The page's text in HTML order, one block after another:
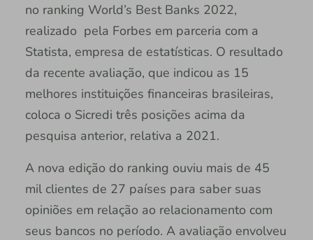
no ranking World’s Best Banks 2022,
realizado pela Forbes em parceria com a
Statista, empresa de estatísticas. O resultado
da recente avaliação, que indicou as 15
melhores instituições financeiras brasileiras,
coloca o Sicredi três posições acima da
pesquisa anterior, relativa a 2021.
A nova edição do ranking ouviu mais de 45
mil clientes de 27 países para saber suas
opiniões em relação ao relacionamento com
seus bancos no período. A avaliação envolveu